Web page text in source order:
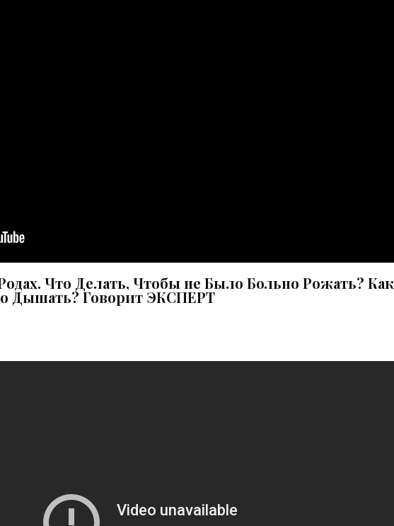
Что Делать, Чтобы не Было Больно Рожать? Как
Дышать? Говорит ЭКСПЕРТ